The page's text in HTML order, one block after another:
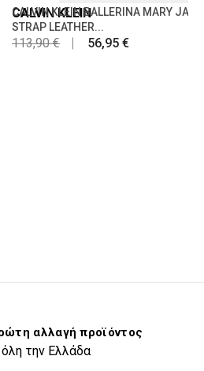
CALVIN KLEIN
CALVIN KLEIN BALLERINA MARY JANE
STRAP LEATHER...
113,90 € 56,95 €
αλλαγή προϊόντος
όλη την Ελλάδα